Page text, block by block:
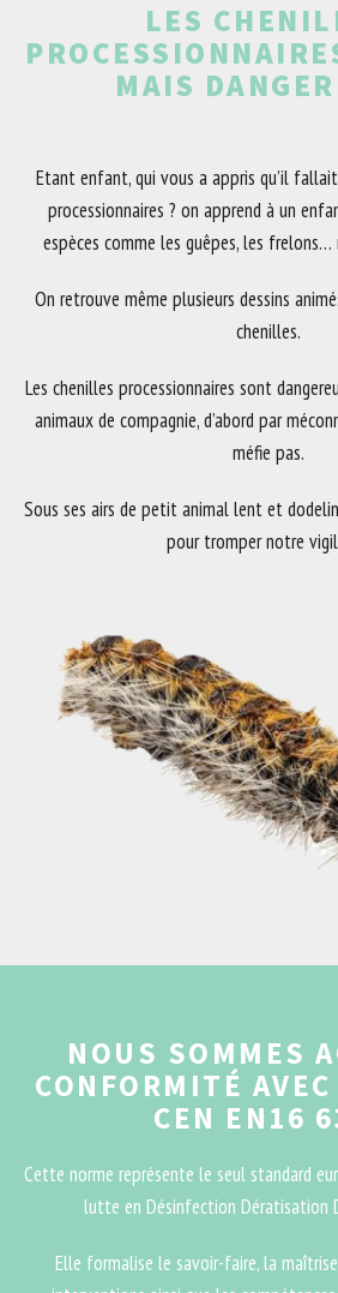
LES
MAIS
Etant enfant, qui vous a appris qu’il
processionnaires ? on apprend à un
espèces comme les guêpes, les frelons…
On retrouve même plusieurs dessins
chenilles.
Les chenilles processionnaires sont
animaux de compagnie, d’abord par
méfie pas.
Sous ses airs de petit animal lent et
pour tromper notre
NOUS SOMMES
CONFORMITÉ
CEN EN16
Cette norme représente le seul standard
lutte en Désinfection Dératisation
Elle formalise le savoir-faire, la